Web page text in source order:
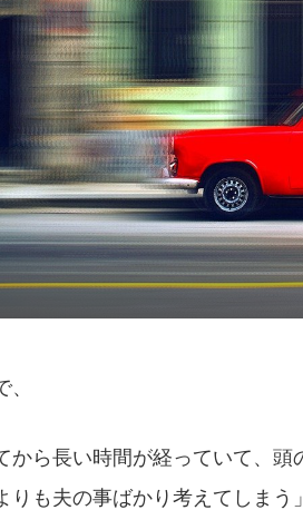
から長い時間が経っていて、頭
りも夫の事ばかり考えてしまう」